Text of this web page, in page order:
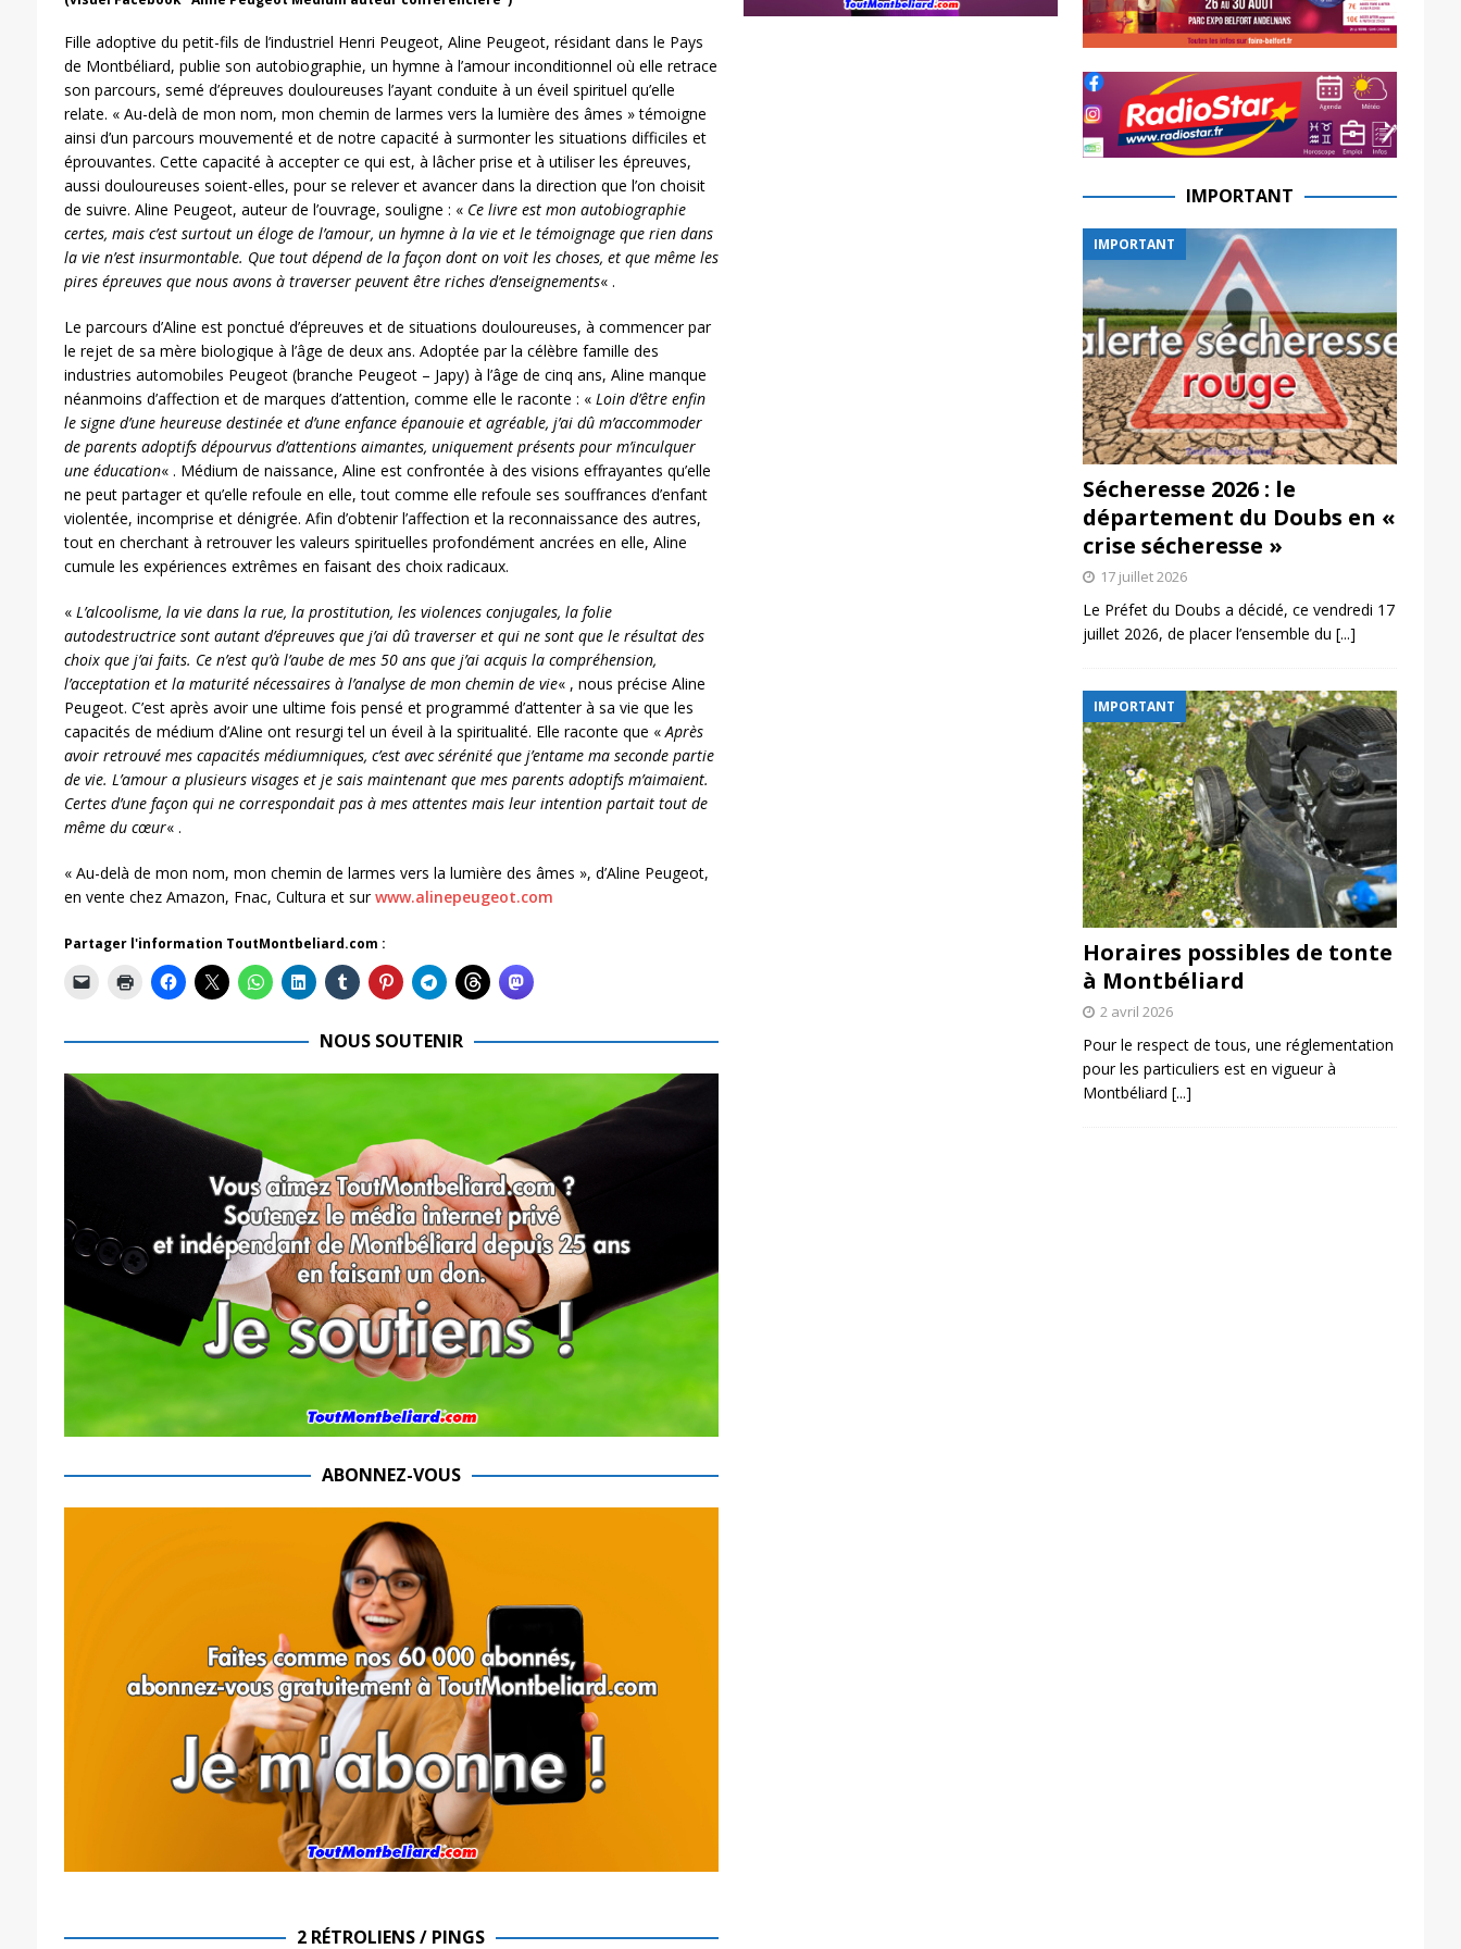
Fille adoptive du petit-fils de l’industriel Henri Peugeot, Aline Peugeot, résidant dans le Pays
de Montbéliard, publie son autobiographie, un hymne à l’amour inconditionnel où elle retrace
son parcours, semé d’épreuves douloureuses l’ayant conduite à un éveil spirituel qu’elle
relate. « Au-delà de mon nom, mon chemin de larmes vers la lumière des âmes » témoigne
ainsi d’un parcours mouvementé et de notre capacité à surmonter les situations difficiles et
éprouvantes. Cette capacité à accepter ce qui est, à lâcher prise et à utiliser les épreuves,
aussi douloureuses soient-elles, pour se relever et avancer dans la direction que l’on choisit
de suivre. Aline Peugeot, auteur de l’ouvrage, souligne : « Ce livre est mon autobiographie
certes, mais c’est surtout un éloge de l’amour, un hymne à la vie et le témoignage que rien dans
la vie n’est insurmontable. Que tout dépend de la façon dont on voit les choses, et que même les
pires épreuves que nous avons à traverser peuvent être riches d’enseignements« .
Le parcours d’Aline est ponctué d’épreuves et de situations douloureuses, à commencer par
le rejet de sa mère biologique à l’âge de deux ans. Adoptée par la célèbre famille des
industries automobiles Peugeot (branche Peugeot – Japy) à l’âge de cinq ans, Aline manque
néanmoins d’affection et de marques d’attention, comme elle le raconte : « Loin d’être enfin
le signe d’une heureuse destinée et d’une enfance épanouie et agréable, j’ai dû m’accommoder
de parents adoptifs dépourvus d’attentions aimantes, uniquement présents pour m’inculquer
une éducation« . Médium de naissance, Aline est confrontée à des visions effrayantes qu’elle
ne peut partager et qu’elle refoule en elle, tout comme elle refoule ses souffrances d’enfant
violentée, incomprise et dénigrée. Afin d’obtenir l’affection et la reconnaissance des autres,
tout en cherchant à retrouver les valeurs spirituelles profondément ancrées en elle, Aline
cumule les expériences extrêmes en faisant des choix radicaux.
« L’alcoolisme, la vie dans la rue, la prostitution, les violences conjugales, la folie
autodestructrice sont autant d’épreuves que j’ai dû traverser et qui ne sont que le résultat des
choix que j’ai faits. Ce n’est qu’à l’aube de mes 50 ans que j’ai acquis la compréhension,
l’acceptation et la maturité nécessaires à l’analyse de mon chemin de vie« , nous précise Aline
Peugeot. C’est après avoir une ultime fois pensé et programmé d’attenter à sa vie que les
capacités de médium d’Aline ont resurgi tel un éveil à la spiritualité. Elle raconte que « Après
avoir retrouvé mes capacités médiumniques, c’est avec sérénité que j’entame ma seconde partie
de vie. L’amour a plusieurs visages et je sais maintenant que mes parents adoptifs m’aimaient.
Certes d’une façon qui ne correspondait pas à mes attentes mais leur intention partait tout de
même du cœur« .
« Au-delà de mon nom, mon chemin de larmes vers la lumière des âmes », d’Aline Peugeot,
en vente chez Amazon, Fnac, Cultura et surwww.alinepeugeot.com
Partager l'information ToutMontbeliard.com :
NOUS SOUTENIR
ABONNEZ-VOUS
2 RÉTROLIENS / PINGS
IMPORTANT
IMPORTANT
Sécheresse 2026 : le
département du Doubs en «
crise sécheresse »
17 juillet 2026
Le Préfet du Doubs a décidé, ce vendredi 17
juillet 2026, de placer l’ensemble du [...]
IMPORTANT
Horaires possibles de tonte
à Montbéliard
2 avril 2026
Pour le respect de tous, une réglementation
pour les particuliers est en vigueur à
Montbéliard [...]